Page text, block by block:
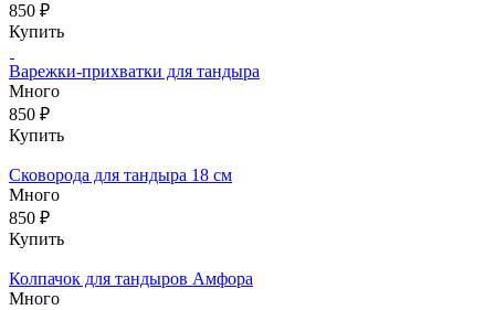
850 ₽
Купить
Варежки-прихватки для тандыра
Много
850 ₽
Купить
Сковорода для тандыра 18 см
Много
850 ₽
Купить
Колпачок для тандыров Амфора
Много